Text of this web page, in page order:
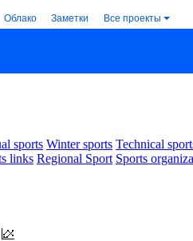
Облако Заметки Все проекты
sports Winter sports Technical
links Regional Sport Sports